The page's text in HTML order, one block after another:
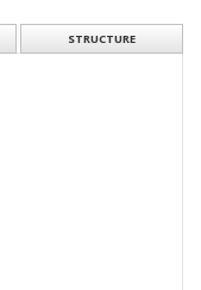
STRUCTURE